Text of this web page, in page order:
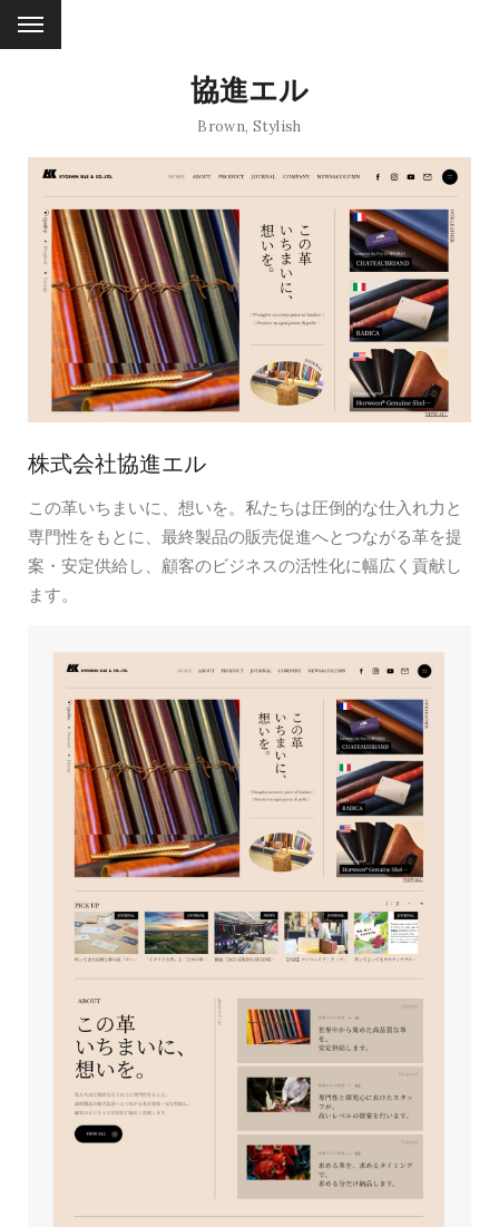
協進エル
Brown, Stylish
株式会社協進エル
この革いちまいに、想いを。私たちは圧倒的な仕入れ力と
専門性をもとに、最終製品の販売促進へとつながる革を提
案・安定供給し、顧客のビジネスの活性化に幅広く貢献し
ます。